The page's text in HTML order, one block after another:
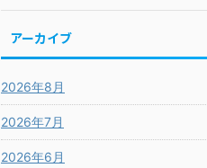
アーカイブ
2026年8月
2026年7月
2026年6月